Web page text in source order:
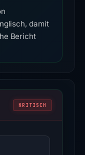
damit
Bericht
KRITISCH